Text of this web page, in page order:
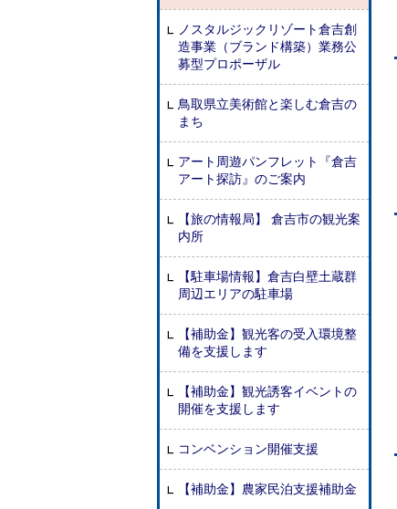
ノスタルジックリゾート倉吉創
造事業（ブランド構築）業務公
募型プロポーザル
鳥取県立美術館と楽しむ倉吉の
まち
アート周遊パンフレット『倉吉
アート探訪』のご案内
【旅の情報局】 倉吉市の観光案
内所
【駐車場情報】倉吉白壁土蔵群
周辺エリアの駐車場
【補助金】観光客の受入環境整
備を支援します
【補助金】観光誘客イベントの
開催を支援します
コンベンション開催支援
【補助金】農家民泊支援補助金